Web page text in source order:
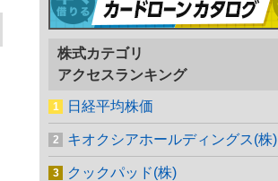
株式カテゴリ
アクセスランキング
日経平均株価
キオクシアホールディングス(株)
クックパッド(株)